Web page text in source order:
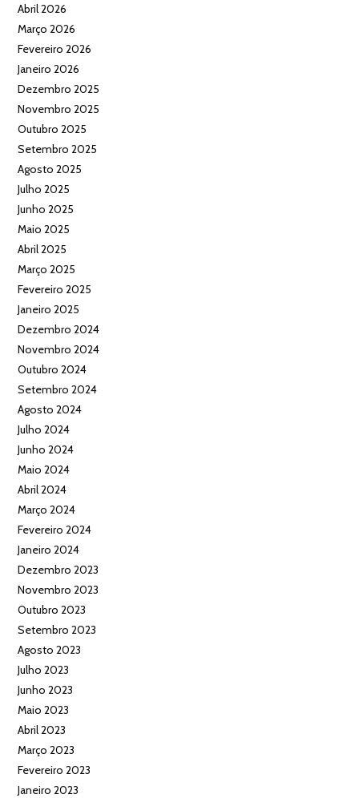
Abril 2026
Março 2026
Fevereiro 2026
Janeiro 2026
Dezembro 2025
Novembro 2025
Outubro 2025
Setembro 2025
Agosto 2025
Julho 2025
Junho 2025
Maio 2025
Abril 2025
Março 2025
Fevereiro 2025
Janeiro 2025
Dezembro 2024
Novembro 2024
Outubro 2024
Setembro 2024
Agosto 2024
Julho 2024
Junho 2024
Maio 2024
Abril 2024
Março 2024
Fevereiro 2024
Janeiro 2024
Dezembro 2023
Novembro 2023
Outubro 2023
Setembro 2023
Agosto 2023
Julho 2023
Junho 2023
Maio 2023
Abril 2023
Março 2023
Fevereiro 2023
Janeiro 2023